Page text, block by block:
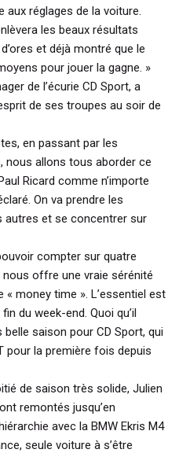
réglages de la voiture.
les beaux résultats
et déjà montré que le
pour jouer la gagne. »
de l’écurie CD Sport, a
de ses troupes au soir de
en passant par les
nous allons tous aborder ce
Ricard comme n’importe
On va prendre les
autres et se concentrer sur
compter sur quatre
nous offre une vraie sérénité
« money time ». L’essentiel est
du week-end. Quoi qu’il
saison pour CD Sport, qui
la première fois depuis
de saison très solide, Julien
remontés jusqu’en
avec la BMW Ekris M4
seule voiture à s’être